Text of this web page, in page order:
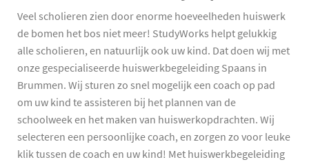
Veel scholieren zien door enorme hoeveelheden huiswerk
de bomen het bos niet meer! StudyWorks helpt gelukkig
alle scholieren, en natuurlijk ook uw kind. Dat doen wij met
onze gespecialiseerde huiswerkbegeleiding Spaans in
Brummen. Wij sturen zo snel mogelijk een coach op pad
om uw kind te assisteren bij het plannen van de
schoolweek en het maken van huiswerkopdrachten. Wij
selecteren een persoonlijke coach, en zorgen zo voor leuke
klik tussen de coach en uw kind! Met huiswerkbegeleiding